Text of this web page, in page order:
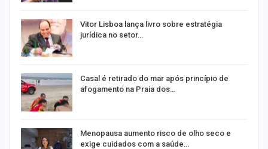
Vitor Lisboa lança livro sobre estratégia
jurídica no setor…
Casal é retirado do mar após princípio de
afogamento na Praia dos…
Menopausa aumento risco de olho seco e
exige cuidados com a saúde…